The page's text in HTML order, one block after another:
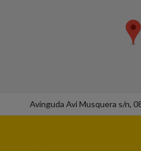
Avinguda Avi Musquera s/n,